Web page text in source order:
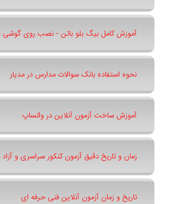
آموزش کامل بیگ بلو باتن - نصب روی گوشی
نحوه استفاده بانک سوالات مدارس در مدیار
آموزش ساخت آزمون آنلاین در واتساپ
زمان و تاریخ دقیق آزمون کنکور سراسری و آزاد
تاریخ و زمان آزمون آنلاین فنی حرفه ای